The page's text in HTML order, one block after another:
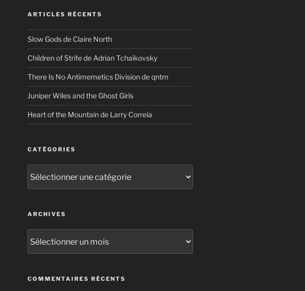
ARTICLES RÉCENTS
Slow Gods de Claire North
Children of Strife de Adrian Tchaikovsky
There Is No Antimemetics Division de qntm
Juniper Wiles and the Ghost Girls
Heart of the Mountain de Larry Correia
CATÉGORIES
ARCHIVES
COMMENTAIRES RÉCENTS